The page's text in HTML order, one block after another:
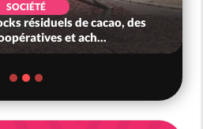
ECONOMIE
Côte d'Ivoire : Face au nouvvel
l'Afrique cherche les clés